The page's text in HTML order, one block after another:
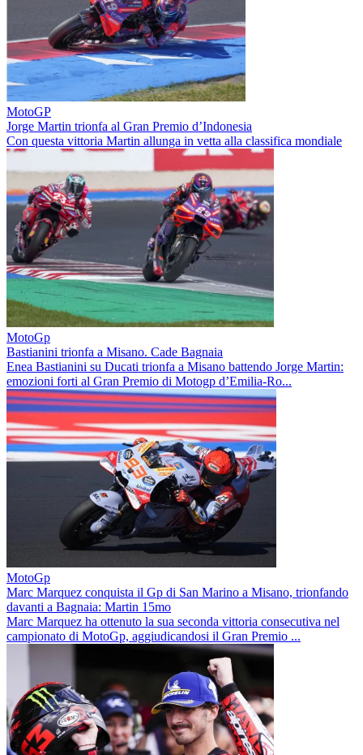
MotoGP
Jorge Martin trionfa al Gran Premio d’Indonesia
Con questa vittoria Martin allunga in vetta alla classifica mondiale
MotoGp
Bastianini trionfa a Misano. Cade Bagnaia
Enea Bastianini su Ducati trionfa a Misano battendo Jorge Martin:
emozioni forti al Gran Premio di Motogp d’Emilia-Ro...
MotoGp
Marc Marquez conquista il Gp di San Marino a Misano, trionfando
davanti a Bagnaia: Martin 15mo
Marc Marquez ha ottenuto la sua seconda vittoria consecutiva nel
campionato di MotoGp, aggiudicandosi il Gran Premio ...